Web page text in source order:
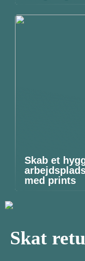
Skab et
med prints
Skat